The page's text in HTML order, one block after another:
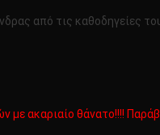
από τις καθοδηγείες
ακαριαίο θάνατο!!!!